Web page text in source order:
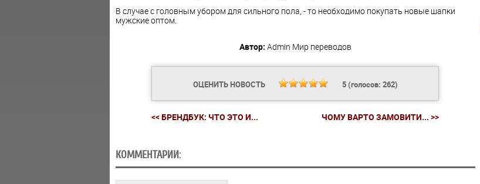
В случае с головным убором для сильного пола, - то необходимо покупать новые шапки
мужские оптом.
Автор: Admin Мир переводов
ОЦЕНИТЬ НОВОСТЬ 5(голосов: 262)
<< БРЕНДБУК: ЧТО ЭТО И... ЧОМУ ВАРТО ЗАМОВИТИ... >>
КОММЕНТАРИИ: